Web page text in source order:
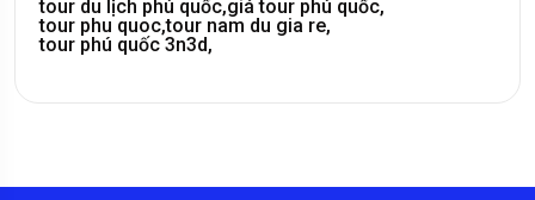
tour du lịch phú quốc,giá tour phú quốc,
tour phu quoc,tour nam du gia re,
tour phú quốc 3n3d,